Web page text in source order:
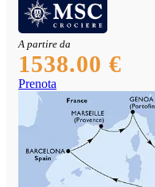
A partire da
1538.00 €
Prenota